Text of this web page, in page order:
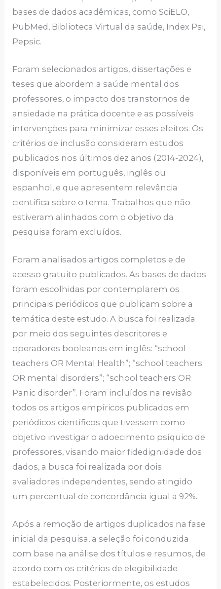
bases de dados acadêmicas, como SciELO,
PubMed, Biblioteca Virtual da saúde, Index Psi,
Pepsic.
Foram selecionados artigos, dissertações e
teses que abordem a saúde mental dos
professores, o impacto dos transtornos de
ansiedade na prática docente e as possíveis
intervenções para minimizar esses efeitos. Os
critérios de inclusão consideram estudos
publicados nos últimos dez anos (2014-2024),
disponíveis em português, inglês ou
espanhol, e que apresentem relevância
científica sobre o tema. Trabalhos que não
estiveram alinhados com o objetivo da
pesquisa foram excluídos.
Foram analisados artigos completos e de
acesso gratuito publicados. As bases de dados
foram escolhidas por contemplarem os
principais periódicos que publicam sobre a
temática deste estudo. A busca foi realizada
por meio dos seguintes descritores e
operadores booleanos em inglês: “school
teachers OR Mental Health”; “school teachers
OR mental disorders”; “school teachers OR
Panic disorder”. Foram incluídos na revisão
todos os artigos empíricos publicados em
periódicos científicos que tivessem como
objetivo investigar o adoecimento psíquico de
professores, visando maior fidedignidade dos
dados, a busca foi realizada por dois
avaliadores independentes, sendo atingido
um percentual de concordância igual a 92%.
Após a remoção de artigos duplicados na fase
inicial da pesquisa, a seleção foi conduzida
com base na análise dos títulos e resumos, de
acordo com os critérios de elegibilidade
estabelecidos. Posteriormente, os estudos